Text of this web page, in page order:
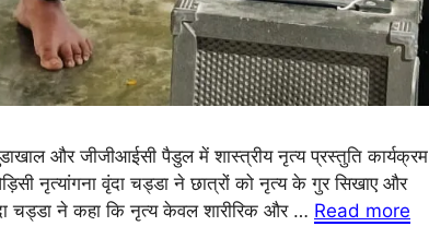
और जीजीआईसी पैडुल में शास्त्रीय नृत्य प्रस्तुति कार्यक्रम
नृत्यांगना वृंदा चड्डा ने छात्रों को नृत्य के गुर सिखाए और
चड्डा ने कहा कि नृत्य केवल शारीरिक और … Read more